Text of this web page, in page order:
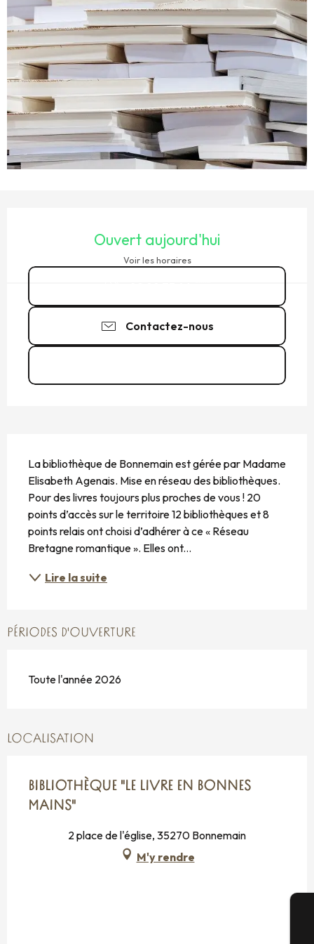
Ouvert aujourd'hui
Voir les horaires
Contactez-nous
La bibliothèque de Bonnemain est gérée par Madame
Elisabeth Agenais. Mise en réseau des bibliothèques.
Pour des livres toujours plus proches de vous ! 20
points d’accès sur le territoire 12 bibliothèques et 8
points relais ont choisi d’adhérer à ce « Réseau
Bretagne romantique ». Elles ont...
Lire la suite
PÉRIODES D'OUVERTURE
Toute l'année 2026
LOCALISATION
BIBLIOTHÈQUE "LE LIVRE EN BONNES
MAINS"
2 place de l'église, 35270 Bonnemain
M'y rendre